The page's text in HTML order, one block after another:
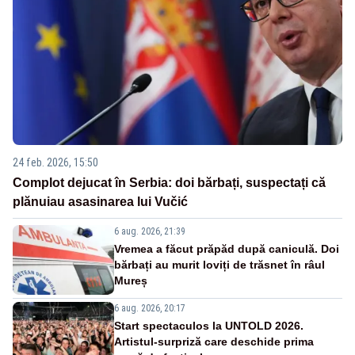
24 feb. 2026, 15:50
Complot dejucat în Serbia: doi bărbați, suspectați că
plănuiau asasinarea lui Vučić
6 aug. 2026, 21:39
Vremea a făcut prăpăd după caniculă. Doi
bărbați au murit loviți de trăsnet în râul
Mureș
6 aug. 2026, 20:17
Start spectaculos la UNTOLD 2026.
Artistul-surpriză care deschide prima